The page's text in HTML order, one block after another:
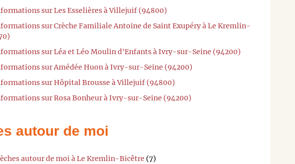
sur Les Esselières à Villejuif (94800)
sur Crèche Familiale Antoine de Saint Exupéry à Le Kremlin-
sur Léa et Léo Moulin d'Enfants à Ivry-sur-Seine (94200)
sur Amédée Huon à Ivry-sur-Seine (94200)
sur Hôpital Brousse à Villejuif (94800)
sur Rosa Bonheur à Ivry-sur-Seine (94200)
autour de moi
autour de moi à Le Kremlin-Bicêtre (7)